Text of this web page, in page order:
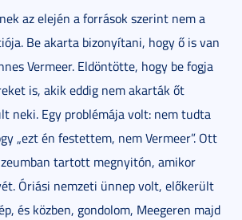
az elején a források szerint nem a
Be akarta bizonyítani, hogy ő is van
Vermeer. Eldöntötte, hogy be fogja
is, akik eddig nem akarták őt
neki. Egy problémája volt: nem tudta
„ezt én festettem, nem Vermeer”. Ott
tartott megnyitón, amikor
Óriási nemzeti ünnep volt, előkerült
és közben, gondolom, Meegeren majd